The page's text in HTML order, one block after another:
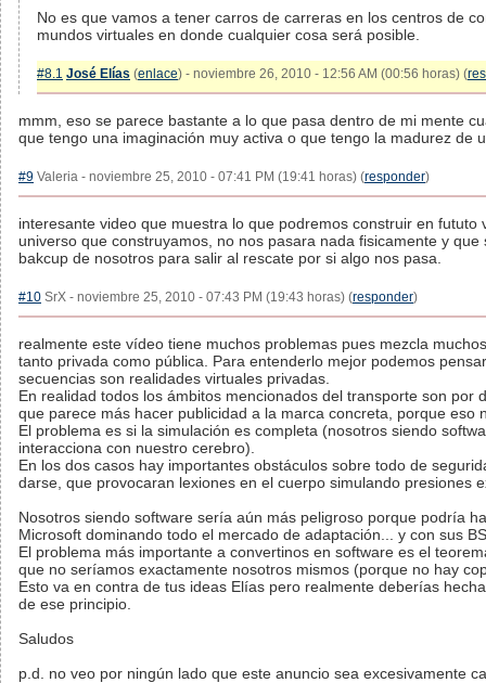
No es que vamos a tener carros de carreras en los centros de
mundos virtuales en donde cualquier cosa será posible.
#8.1 José Elías (enlace) - noviembre 26, 2010 - 12:56 AM (00:56 horas) (
mmm, eso se parece bastante a lo que pasa dentro de mi mente
que tengo una imaginación muy activa o que tengo la madurez de
#9 Valeria - noviembre 25, 2010 - 07:41 PM (19:41 horas) (responder)
interesante video que muestra lo que podremos construir en fututo
universo que construyamos, no nos pasara nada fisicamente y
bakcup de nosotros para salir al rescate por si algo nos pasa.
#10 SrX - noviembre 25, 2010 - 07:43 PM (19:43 horas) (responder)
realmente este vídeo tiene muchos problemas pues mezcla
tanto privada como pública. Para entenderlo mejor podemos
secuencias son realidades virtuales privadas.
En realidad todos los ámbitos mencionados del transporte son por
que parece más hacer publicidad a la marca concreta, porque eso
El problema es si la simulación es completa (nosotros siendo
interacciona con nuestro cerebro).
En los dos casos hay importantes obstáculos sobre todo de
darse, que provocaran lexiones en el cuerpo simulando presiones
Nosotros siendo software sería aún más peligroso porque podría
Microsoft dominando todo el mercado de adaptación... y con sus
El problema más importante a convertinos en software es el
que no seríamos exactamente nosotros mismos (porque no hay
Esto va en contra de tus ideas Elías pero realmente deberías
de ese principio.
Saludos
p.d. no veo por ningún lado que este anuncio sea excesivamente